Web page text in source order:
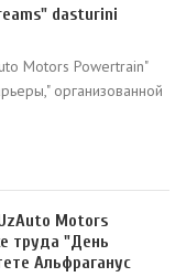
dasturini
Motors Powertrain"
организованной
Motors
труда "День
Альфраганус